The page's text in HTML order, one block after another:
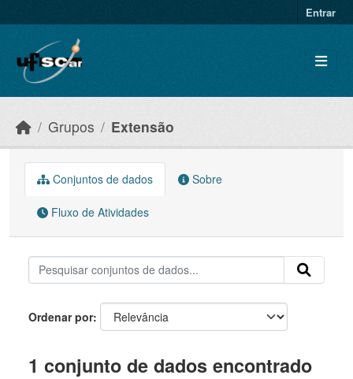
Entrar
Grupos Extensão
Conjuntos de dados Sobre
Fluxo de Atividades
Ordenar por
1 conjunto de dados encontrado